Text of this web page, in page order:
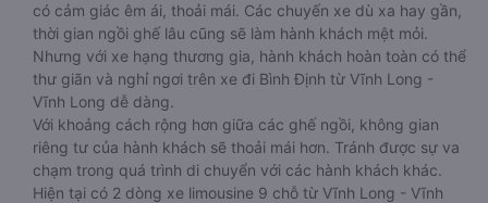
có cảm giác êm ái, thoải mái. Các chuyến xe dù xa hay gần,
thời gian ngồi ghế lâu cũng sẽ làm hành khách mệt mỏi.
Nhưng với xe hạng thương gia, hành khách hoàn toàn có thể
thư giãn và nghỉ ngơi trên xe đi Bình Định từ Vĩnh Long -
Vĩnh Long dễ dàng.
Với khoảng cách rộng hơn giữa các ghế ngồi, không gian
riêng tư của hành khách sẽ thoải mái hơn. Tránh được sự va
chạm trong quá trình di chuyển với các hành khách khác.
Hiện tại có 2 dòng xe limousine 9 chỗ từ Vĩnh Long - Vĩnh